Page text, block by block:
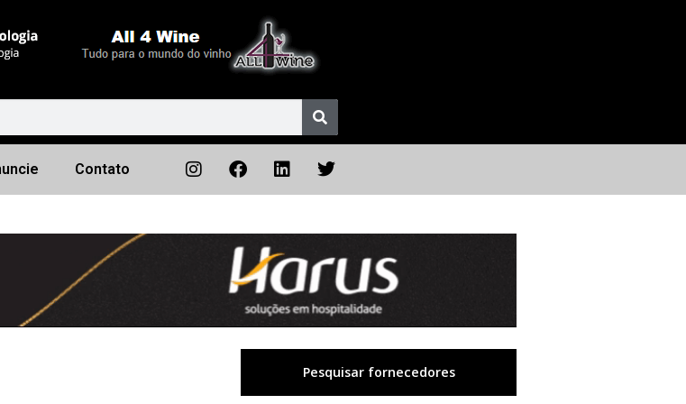
Contato
Próximo
Pesquisar fornecedores